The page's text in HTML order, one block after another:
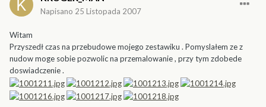
Napisano 25 Listopada 2007
Witam
Przyszedł czas na przebudowe mojego zestawiku . Pomyslałem ze z
nudow moge sobie pozwolic na przemalowanie , przy tym zdobede
doswiadczenie .